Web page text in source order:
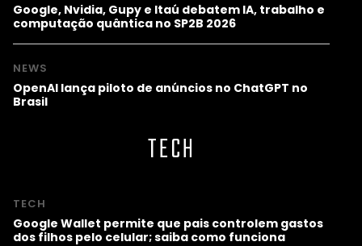
Google, Nvidia, Gupy e Itaú debatem IA, trabalho e
computação quântica no SP2B 2026
NEWS
OpenAI lança piloto de anúncios no ChatGPT no
Brasil
TECH
TECH
Google Wallet permite que pais controlem gastos
dos filhos pelo celular; saiba como funciona